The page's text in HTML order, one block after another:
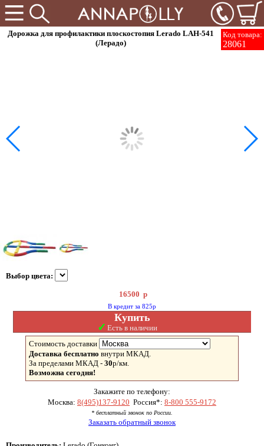
Код товара:
28061
Дорожка для профилактики плоскостопия Lerado LAH-541
(Лерадо)
Выбор цвета:
16500 р
В кредит за 825р
Купить
✓ Есть в наличии
Стоимость доставки
Доставка бесплатно внутри МКАД.
За пределами МКАД - 30р/км.
Возможна сегодня!
Закажите по телефону:
Москва: 8(495)137-9120 Россия*: 8-800 555-9172
* бесплатный звонок по России.
Заказать обратный звонок